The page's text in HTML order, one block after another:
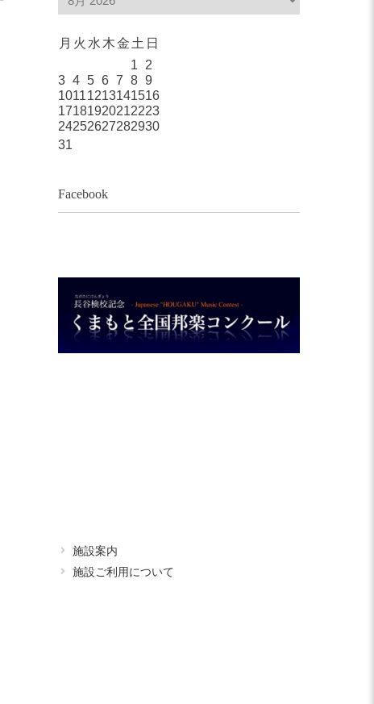
月 火 水 木金 土 日
1
2
3 4 5 6 7 8 9
10111213141516
17181920212223
24252627282930
31
Facebook
施設案内
施設ご利用について